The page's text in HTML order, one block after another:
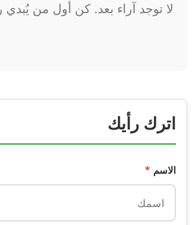
لا توجد آراء بعد. كن أول من يُبدي
اترك رأيك
الاسم *